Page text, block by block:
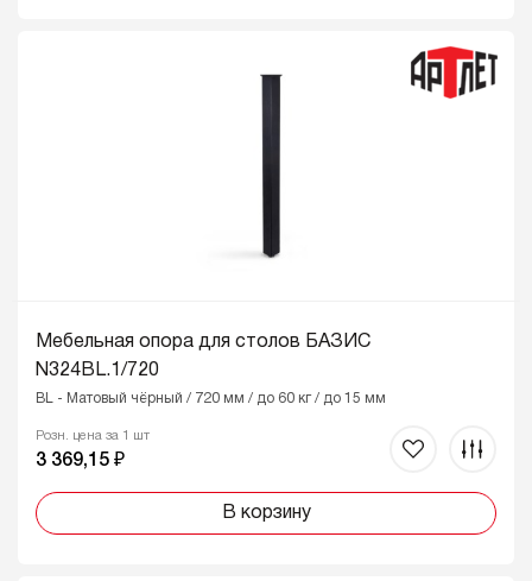
Мебельная опора для столов БАЗИС
N324BL.1/720
BL - Матовый чёрный / 720 мм / до 60 кг / до 15 мм
Розн. цена за 1 шт
3 369,15 ₽
В корзину